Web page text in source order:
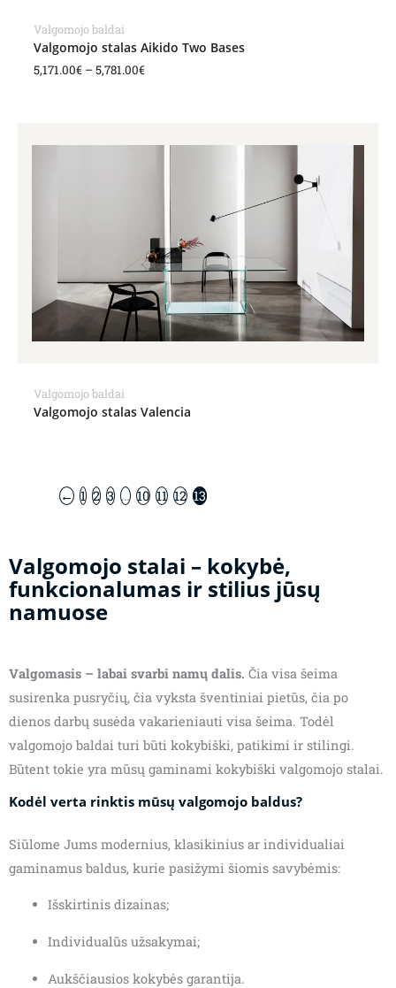
Valgomojo baldai
Valgomojo stalas Aikido Two Bases
5,171.00€ –5,781.00€
Valgomojo baldai
Valgomojo stalas Valencia
← 1 2 3 … 10 11 12 13
Valgomojo stalai – kokybė,
funkcionalumas ir stilius jūsų
namuose
Valgomasis – labai svarbi namų dalis. Čia visa šeima
susirenka pusryčių, čia vyksta šventiniai pietūs, čia po
dienos darbų susėda vakarieniauti visa šeima. Todėl
valgomojo baldai turi būti kokybiški, patikimi ir stilingi.
Būtent tokie yra mūsų gaminami kokybiški valgomojo stalai.
Kodėl verta rinktis mūsų valgomojo baldus?
Siūlome Jums modernius, klasikinius ar individualiai
gaminamus baldus, kurie pasižymi šiomis savybėmis:
Išskirtinis dizainas;
Individualūs užsakymai;
Aukščiausios kokybės garantija.